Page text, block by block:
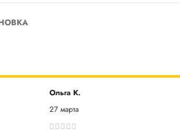
Ольга К.
27 марта